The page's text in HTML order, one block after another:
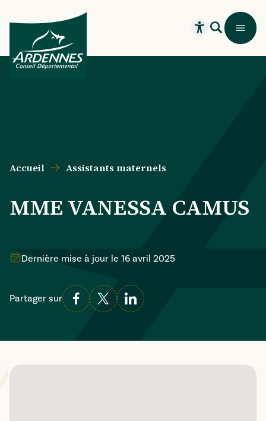
Recherche
Ouvrir leMenu
Accueil Assistants maternels
MME VANESSA CAMUS
Dernière mise à jour le 16 avril 2025
Partager sur